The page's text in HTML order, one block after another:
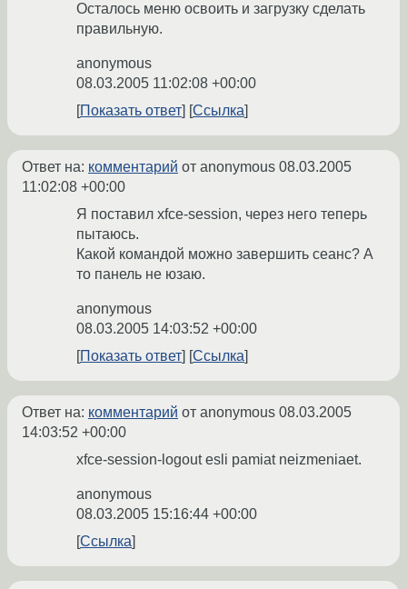
Осталось меню освоить и загрузку сделать
правильную.
anonymous
08.03.2005 11:02:08 +00:00
Показать ответ
Ссылка
Ответ на: комментарий от anonymous 08.03.2005
11:02:08 +00:00
Я поставил xfce-session, через него теперь
пытаюсь.
Какой командой можно завершить сеанс? А
то панель не юзаю.
anonymous
08.03.2005 14:03:52 +00:00
Показать ответ
Ссылка
Ответ на: комментарий от anonymous 08.03.2005
14:03:52 +00:00
xfce-session-logout esli pamiat neizmeniaet.
anonymous
08.03.2005 15:16:44 +00:00
Ссылка